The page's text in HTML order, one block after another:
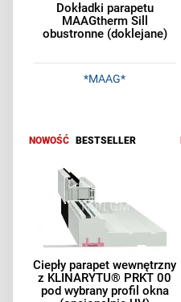
Dokładki parapetu
MAAGtherm Sill
obustronne (doklejane)
*MAAG*
Ciepły parapet wewnętrzny
z KLINARYTU® PRKT 00
pod wybrany profil okna
NOWOŚĆ BESTSELLER